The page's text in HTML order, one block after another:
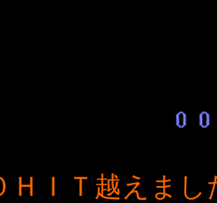
ＨＩＴ越えま